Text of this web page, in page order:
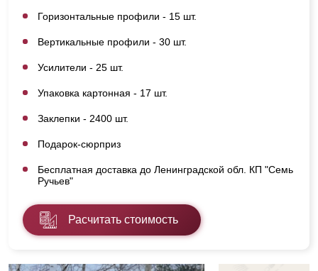
Горизонтальные профили - 15 шт.
Вертикальные профили - 30 шт.
Усилители - 25 шт.
Упаковка картонная - 17 шт.
Заклепки - 2400 шт.
Подарок-сюрприз
Бесплатная доставка до Ленинградской обл. КП "Семь
Ручьев"
Расчитать стоимость